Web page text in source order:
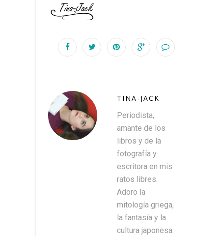
TINA-JACK
Periodista,
amante de los
libros y de la
fotografía y
escritora en mis
ratos libres.
Adoro la
mitología griega,
la fantasía y la
cultura japonesa.